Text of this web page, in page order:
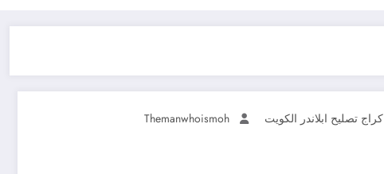
كراج تصليح ابلاندر الكويت
Themanwhoismoh